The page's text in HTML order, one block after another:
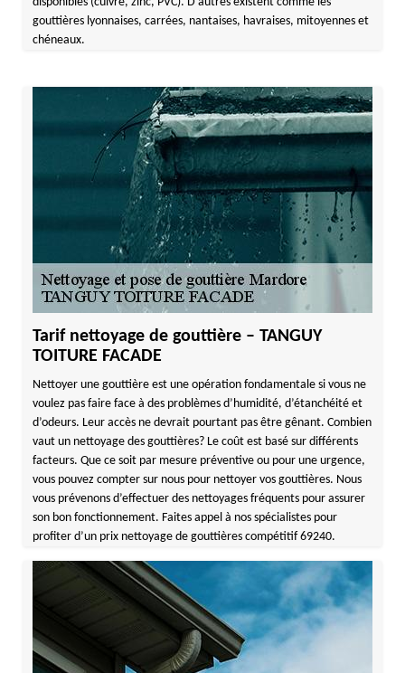
gouttières lyonnaises, carrées, nantaises, havraises, mitoyennes et
chéneaux.
Tarif nettoyage de gouttière – TANGUY
TOITURE FACADE
Nettoyer une gouttière est une opération fondamentale si vous ne
voulez pas faire face à des problèmes d’humidité, d’étanchéité et
d’odeurs. Leur accès ne devrait pourtant pas être gênant. Combien
vaut un nettoyage des gouttières? Le coût est basé sur différents
facteurs. Que ce soit par mesure préventive ou pour une urgence,
vous pouvez compter sur nous pour nettoyer vos gouttières. Nous
vous prévenons d’effectuer des nettoyages fréquents pour assurer
son bon fonctionnement. Faites appel à nos spécialistes pour
profiter d’un prix nettoyage de gouttières compétitif 69240.